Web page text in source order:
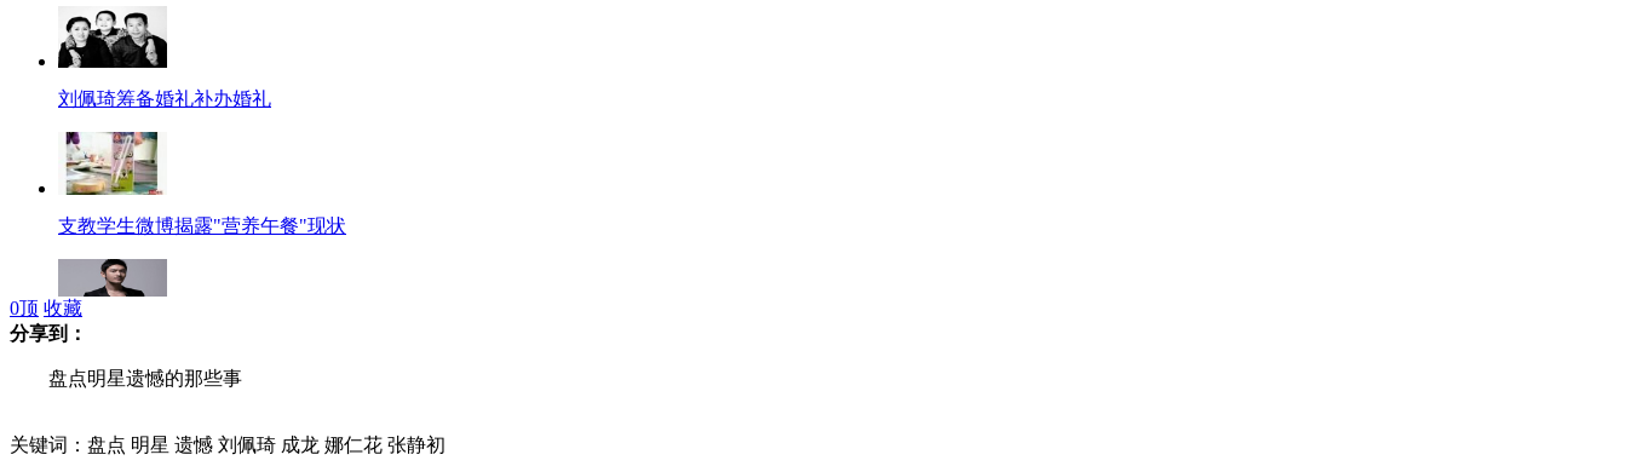
刘佩琦筹备婚礼补办婚礼
支教学生微博揭露"营养午餐"现状
0顶 收藏
分享到：
盘点明星遗憾的那些事
关键词：盘点 明星 遗憾 刘佩琦 成龙 娜仁花 张静初